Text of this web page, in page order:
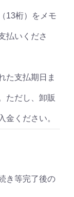
13桁）をメモ
払いくださ
た支払期日ま
ただし、卸販
金ください。
き等完了後の